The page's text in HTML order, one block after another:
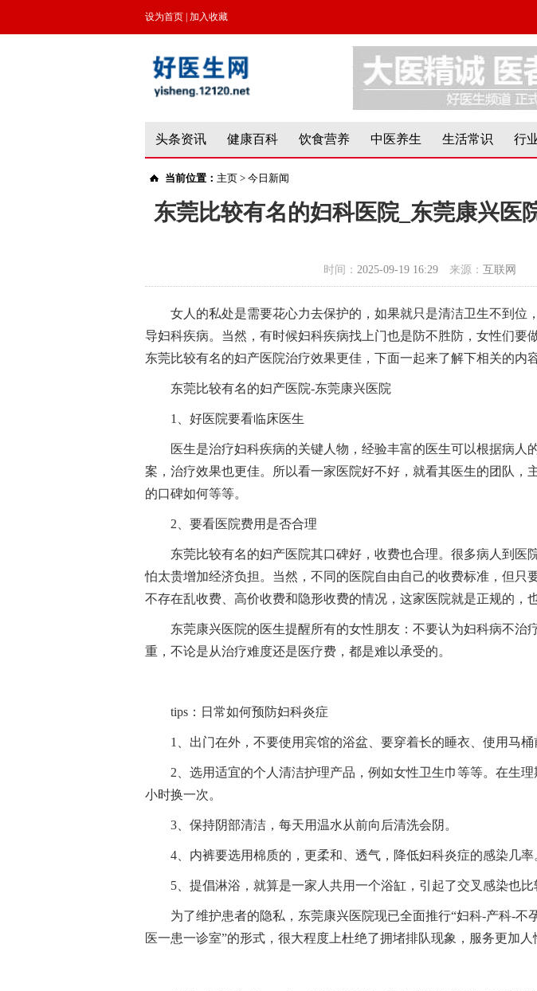
设为首页 加入收藏
头条资讯 健康百科 饮食营养 中医养生 生活常识 行
当前位置： 主页 > 今日新闻
东莞比较有名的妇科医院_东莞康兴医
时间： 2025-09-19 16:29 来源： 互联网
女人的私处是需要花心力去保护的，如果就只是清洁卫生不到位
导妇科疾病。当然，有时候妇科疾病找上门也是防不胜防，女性们要
东莞比较有名的妇产医院治疗效果更佳，下面一起来了解下相关的内容
东莞比较有名的妇产医院-东莞康兴医院
1、好医院要看临床医生
医生是治疗妇科疾病的关键人物，经验丰富的医生可以根据病人
案，治疗效果也更佳。所以看一家医院好不好，就看其医生的团队，
的口碑如何等等。
2、要看医院费用是否合理
东莞比较有名的妇产医院其口碑好，收费也合理。很多病人到医
怕太贵增加经济负担。当然，不同的医院自由自己的收费标准，但只
不存在乱收费、高价收费和隐形收费的情况，这家医院就是正规的，
东莞康兴医院的医生提醒所有的女性朋友：不要认为妇科病不治
重，不论是从治疗难度还是医疗费，都是难以承受的。
tips：日常如何预防妇科炎症
1、出门在外，不要使用宾馆的浴盆、要穿着长的睡衣、使用马桶
2、选用适宜的个人清洁护理产品，例如女性卫生巾等等。在生
小时换一次。
3、保持阴部清洁，每天用温水从前向后清洗会阴。
4、内裤要选用棉质的，更柔和、透气，降低妇科炎症的感染几率
5、提倡淋浴，就算是一家人共用一个浴缸，引起了交叉感染也比
为了维护患者的隐私，东莞康兴医院现已全面推行“妇科-产科-不
医一患一诊室”的形式，很大程度上杜绝了拥堵排队现象，服务更加人